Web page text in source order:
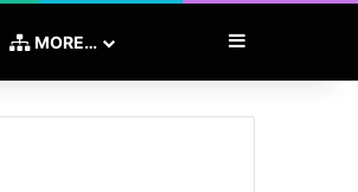
MORE… Sidebar